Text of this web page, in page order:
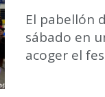
El pabellón
sábado en
acoger el